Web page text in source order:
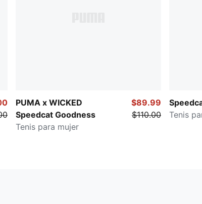
PUMA x WICKED
Speedcat Goodness
Tenis para mujer
$89.99
$110.00
Tenis